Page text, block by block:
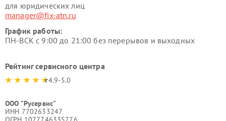
для юридических лиц
manager@fix-atn.ru
График работы:
ПН-ВСК с 9:00 до 21:00 без перерывов и выходных
Рейтинг сервисного центра
4.9-5.0
ООО "Русервис"
ИНН 7702633247